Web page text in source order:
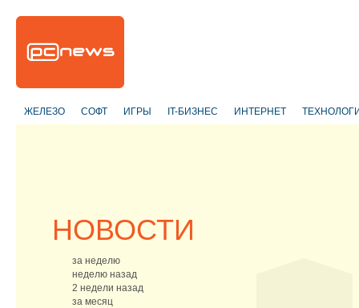
ЖЕЛЕЗО СОФТ ИГРЫ IT-БИЗНЕС ИНТЕРНЕТ
НОВОСТИ
за неделю
неделю назад
2 недели назад
за месяц